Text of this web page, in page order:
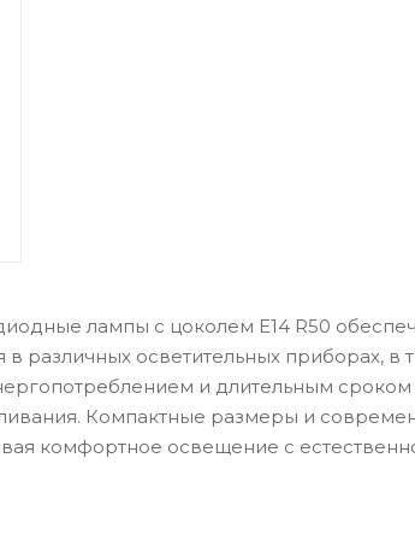
лампы с цоколем E14 R50
в различных осветительных приборах,
и длительным сроком
Компактные размеры и
комфортное освещение с